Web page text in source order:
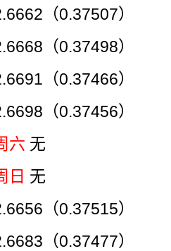
（0.37507）
（0.37498）
（0.37466）
（0.37456）
六 无
日 无
（0.37515）
（0.37477）